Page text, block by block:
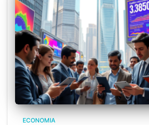
ECONOMIA